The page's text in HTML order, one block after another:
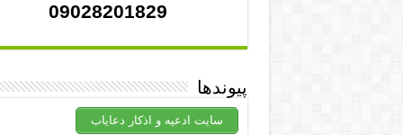
09028201829
پیوندها
سایت ادعیه و اذکار دعایاب